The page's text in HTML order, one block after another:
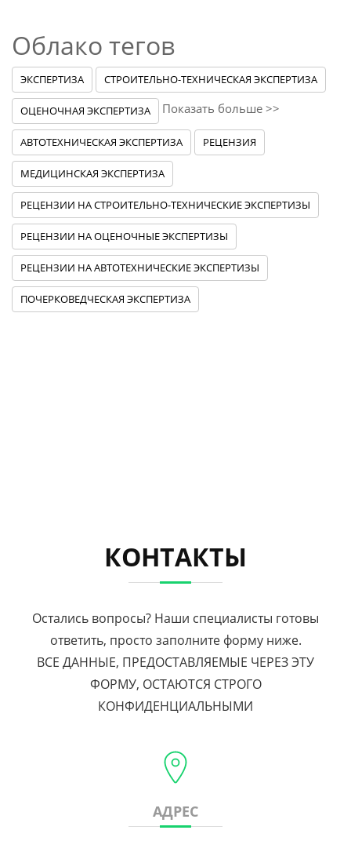
Облако тегов
ЭКСПЕРТИЗА СТРОИТЕЛЬНО-ТЕХНИЧЕСКАЯ ЭКСПЕРТИЗА
ОЦЕНОЧНАЯ ЭКСПЕРТИЗА
АВТОТЕХНИЧЕСКАЯ ЭКСПЕРТИЗА РЕЦЕНЗИЯ
МЕДИЦИНСКАЯ ЭКСПЕРТИЗА
РЕЦЕНЗИИ НА СТРОИТЕЛЬНО-ТЕХНИЧЕСКИЕ ЭКСПЕРТИЗЫ
РЕЦЕНЗИИ НА ОЦЕНОЧНЫЕ ЭКСПЕРТИЗЫ
РЕЦЕНЗИИ НА АВТОТЕХНИЧЕСКИЕ ЭКСПЕРТИЗЫ
ПОЧЕРКОВЕДЧЕСКАЯ ЭКСПЕРТИЗА
Показать больше >>
КОНТАКТЫ
Остались вопросы? Наши специалисты готовы
ответить, просто заполните форму ниже.
ВСЕ ДАННЫЕ, ПРЕДОСТАВЛЯЕМЫЕ ЧЕРЕЗ ЭТУ
ФОРМУ, ОСТАЮТСЯ СТРОГО
КОНФИДЕНЦИАЛЬНЫМИ
АДРЕС